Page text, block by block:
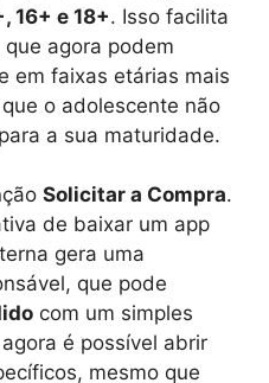
16+ e 18+. Isso facilita
agora podem
em faixas etárias mais
o adolescente não
a sua maturidade.
Solicitar a Compra.
de baixar um app
gera uma
que pode
com um simples
é possível abrir
mesmo que